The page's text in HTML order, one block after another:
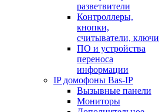
разветвители
Контроллеры,
кнопки,
считыватели, ключи
ПО и устройства
переноса
информации
IP домофоны Bas-IP
Вызывные панели
Мониторы